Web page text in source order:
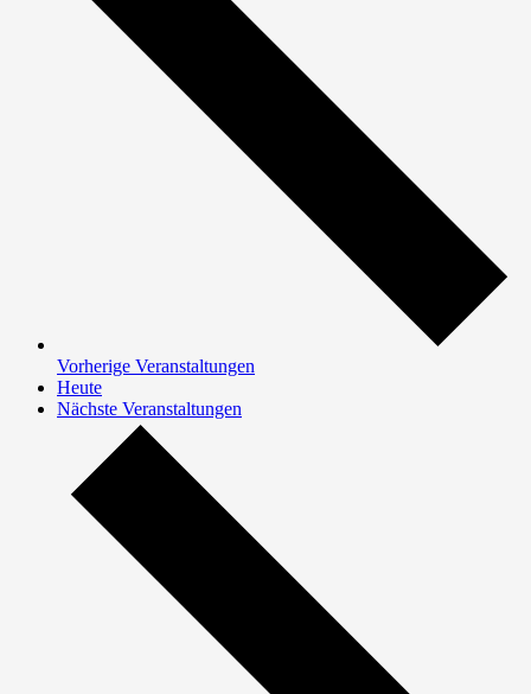
Vorherige Veranstaltungen
Heute
Nächste Veranstaltungen